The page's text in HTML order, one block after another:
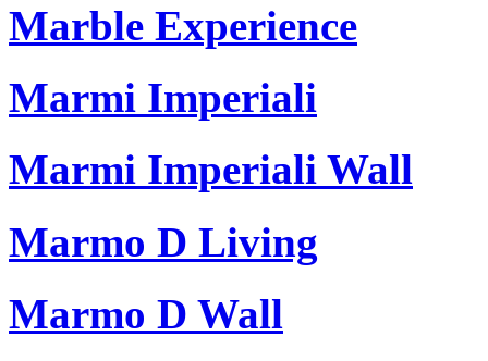
Marble Experience
Marmi Imperiali
Marmi Imperiali Wall
Marmo D Living
Marmo D Wall